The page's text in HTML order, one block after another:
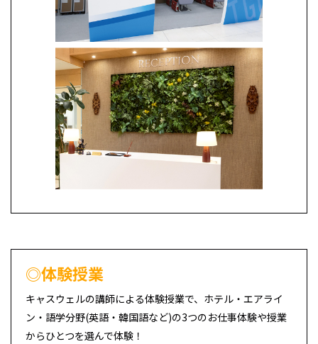
◎体験授業
キャスウェルの講師による体験授業で、ホテル・エアライ
ン・語学分野(英語・韓国語など)の3つのお仕事体験や授業
からひとつを選んで体験！